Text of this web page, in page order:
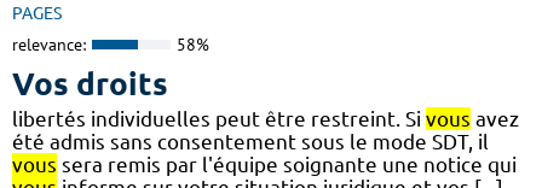
PAGES
relevance: 58%
Vos droits
libertés individuelles peut être restreint. Si vous avez
été admis sans consentement sous le mode SDT, il
vous sera remis par l'équipe soignante une notice qui